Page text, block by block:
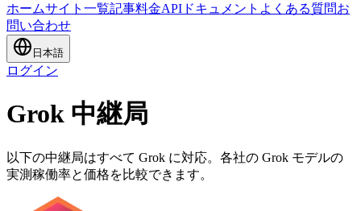
ホームサイト一覧記事料金APIドキュメント よくある質問お
問い合わせ
日本語
ログイン
Grok 中継局
以下の中継局はすべて Grok に対応。各社の Grok モデルの
実測稼働率と価格を比較できます。